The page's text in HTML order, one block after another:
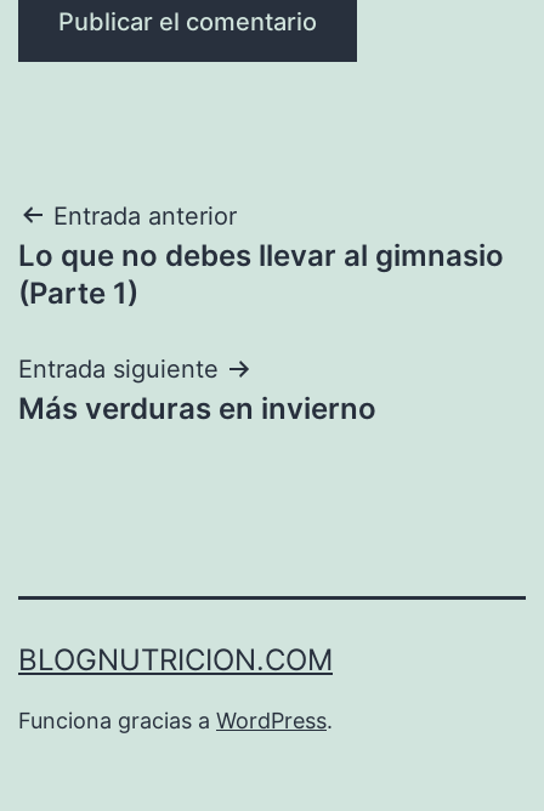
Navegación
de
Entrada anterior
Lo que no debes llevar al gimnasio
(Parte 1)
Entrada siguiente
Más verduras en invierno
BLOGNUTRICION.COM
Funciona gracias a WordPress.